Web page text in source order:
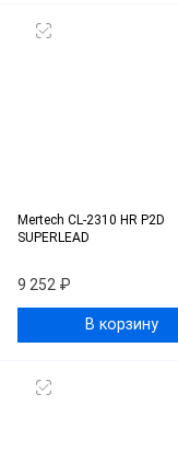
Mertech CL-2310 HR P2D
SUPERLEAD
9 252 ₽
В корзину